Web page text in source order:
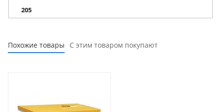
205
Похожие товары С этим товаром покупают